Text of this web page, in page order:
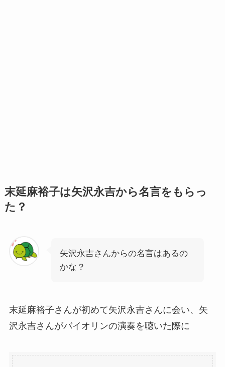
末延麻裕子は矢沢永吉から名言をもらっ
た？
矢沢永吉さんからの名言はあるの
かな？
末延麻裕子さんが初めて矢沢永吉さんに会い、矢
沢永吉さんがバイオリンの演奏を聴いた際に